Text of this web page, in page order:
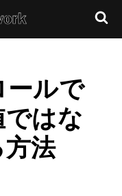
ルで
はな
法